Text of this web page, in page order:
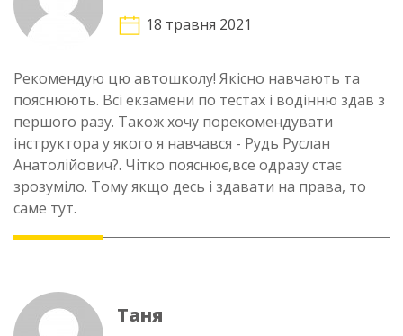
18 травня 2021
Рекомендую цю автошколу! Якісно навчають та
пояснюють. Всі екзамени по тестах і водінню здав з
першого разу. Також хочу порекомендувати
інструктора у якого я навчався - Рудь Руслан
Анатолійович?. Чітко пояснює,все одразу стає
зрозуміло. Тому якщо десь і здавати на права, то
саме тут.
Таня